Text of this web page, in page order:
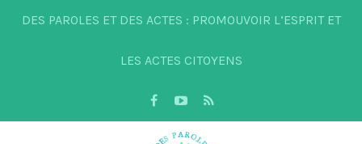
DES PAROLES ET DES ACTES : PROMOUVOIR L’ESPRIT ET
LES ACTES CITOYENS